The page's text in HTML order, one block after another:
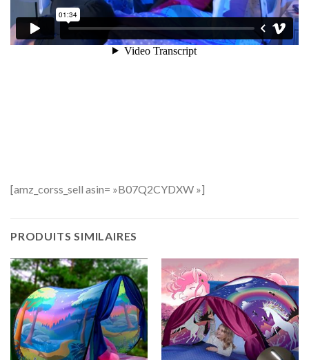
[amz_corss_sell asin= »B07Q2CYDXW »]
PRODUITS SIMILAIRES